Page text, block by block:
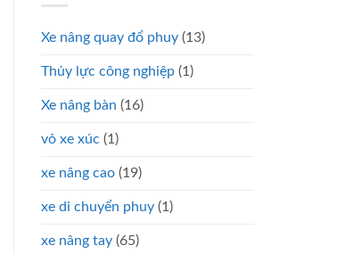
Xe nâng quay đổ phuy (13)
Thủy lực công nghiệp (1)
Xe nâng bàn (16)
vỏ xe xúc (1)
xe nâng cao (19)
xe di chuyển phuy (1)
xe nâng tay (65)